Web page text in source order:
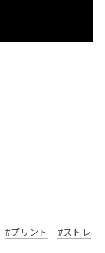
#プリント
#ストレ